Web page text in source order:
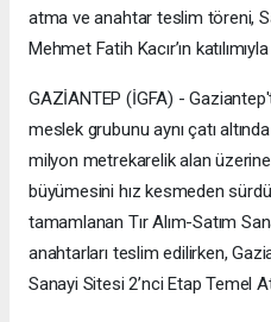
atma ve anahtar teslim töreni,
Mehmet Fatih Kacır’ın
GAZİANTEP (İGFA) -
meslek grubunu aynı çatı
milyon metrekarelik alan
büyümesini hız kesmeden
tamamlanan Tır Alım-Satım
anahtarları teslim edilirken,
Sanayi Sitesi 2’nci Etap Temel